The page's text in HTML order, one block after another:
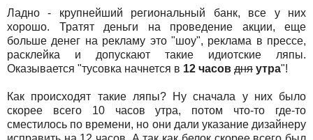
Ладно - крупнейший региональный банк, все у них
хорошо. Тратят деньги на проведение акции, еще
больше денег на рекламу это "шоу", реклама в прессе,
расклейка и допускают такие идиотские ляпы.
Оказывается "тусовка начнется в 12 часов дня утра"!
Как происходят такие ляпы? Ну сначала у них было
скорее всего 10 часов утра, потом что-то где-то
сместилось по времени, но они дали указание дизайнеру